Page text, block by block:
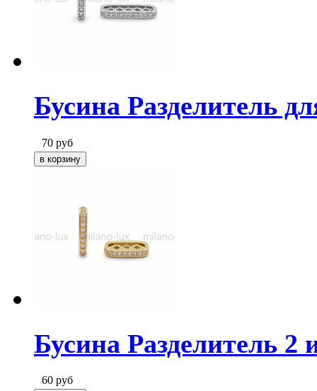
Бусина Разделитель
70 руб
Бусина Разделитель 2
60 руб